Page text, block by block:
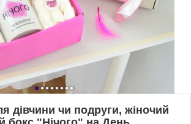
дівчини чи подруги, жіночий